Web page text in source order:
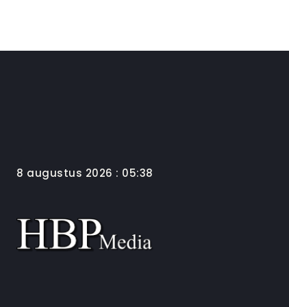
8 augustus 2026 : 05:38